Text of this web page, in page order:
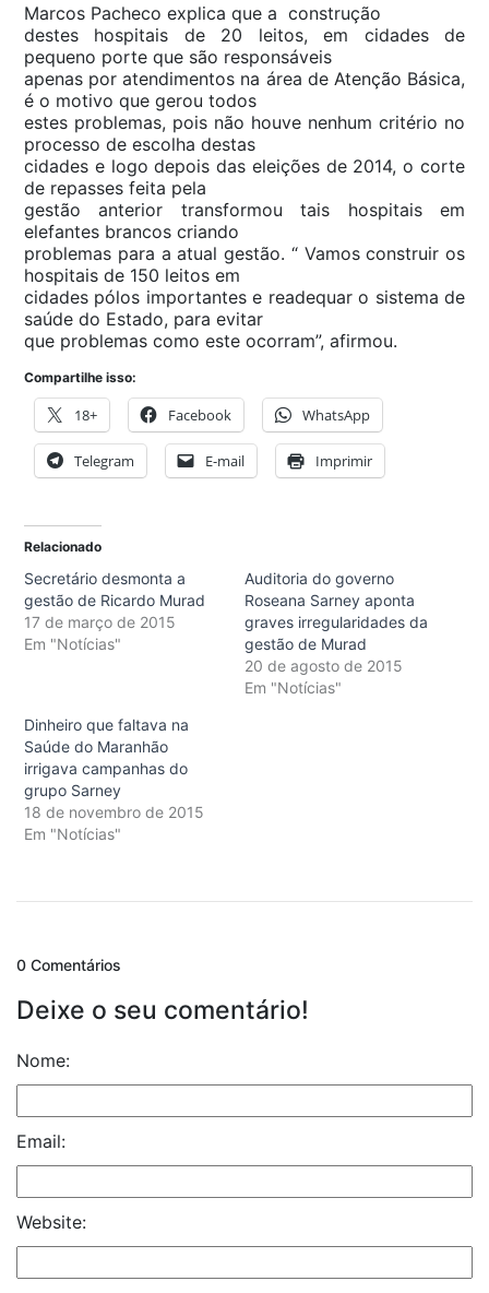
Marcos Pacheco explica que a construção
destes hospitais de 20 leitos, em cidades de
pequeno porte que são responsáveis
apenas por atendimentos na área de Atenção Básica,
é o motivo que gerou todos
estes problemas, pois não houve nenhum critério no
processo de escolha destas
cidades e logo depois das eleições de 2014, o corte
de repasses feita pela
gestão anterior transformou tais hospitais em
elefantes brancos criando
problemas para a atual gestão. “ Vamos construir os
hospitais de 150 leitos em
cidades pólos importantes e readequar o sistema de
saúde do Estado, para evitar
que problemas como este ocorram”, afirmou.
Compartilhe isso:
18+ Facebook WhatsApp
Telegram E-mail Imprimir
Relacionado
Secretário desmonta a
gestão de Ricardo Murad
17 de março de 2015
Em "Notícias"
Auditoria do governo
Roseana Sarney aponta
graves irregularidades da
gestão de Murad
20 de agosto de 2015
Em "Notícias"
Dinheiro que faltava na
Saúde do Maranhão
irrigava campanhas do
grupo Sarney
18 de novembro de 2015
Em "Notícias"
0 Comentários
Deixe o seu comentário!
Nome:
Email:
Website: